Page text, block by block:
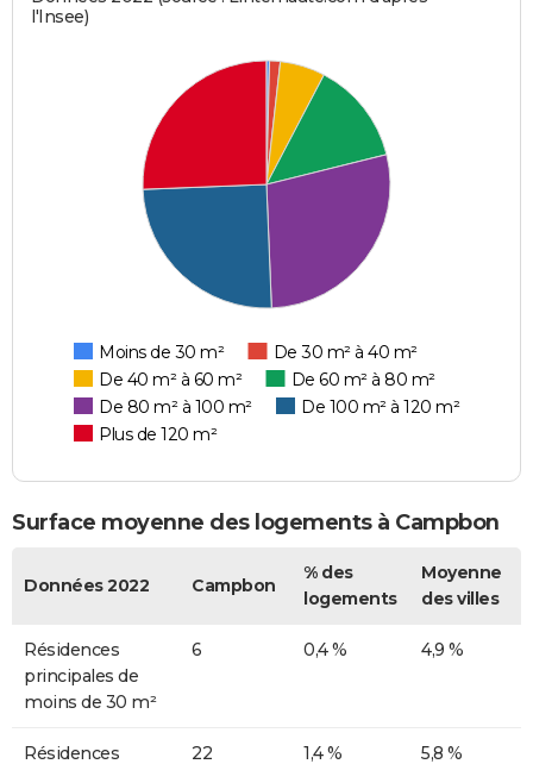
l'Insee)
Moins de 30 m²
De 30 m² à 40 m²
De 40 m² à 60 m²
De 60 m² à 80 m²
De 80 m² à 100 m²
De 100 m² à 120 m²
Plus de 120 m²
Surface moyenne des logements à Campbon
Données 2022 Campbon
% des
logements
Moyenne
des villes
Résidences
principales de
moins de 30 m²
6 0,4 % 4,9 %
Résidences
22 1,4 % 5,8 %